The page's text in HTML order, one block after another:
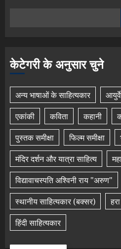
केटेगरी के अनुसार चुने
अन्य भाषाओं के साहित्यकार
एकांकी
कविता कहानी
पुस्तक समीक्षा
फिल्म समीक्षा
मंदिर दर्शन और यात्रा साहित्य
विद्यावाचस्पति अश्विनी राय "अरुण"
स्थानीय साहित्यकार (बक्सर)
हिंदी साहित्यकार